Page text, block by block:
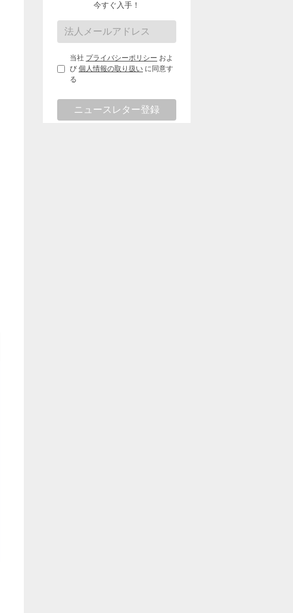
今すぐ入手！
当社 プライバシーポリシー およ
び 個人情報の取り扱い に同意す
る